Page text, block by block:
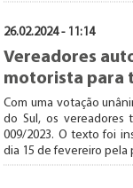
26.02.2024 - 11:14
Vereadores
motorista para
Com uma votação
do Sul, os vereadores
009/2023. O texto foi
dia 15 de fevereiro pela